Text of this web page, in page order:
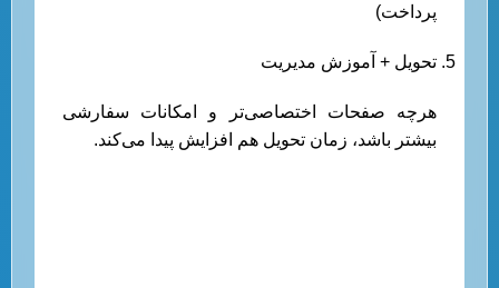
پرداخت)
تحویل + آموزش مدیریت
هرچه صفحات اختصاصی‌تر و امکانات سفارشی
بیشتر باشد، زمان تحویل هم افزایش پیدا می‌کند.